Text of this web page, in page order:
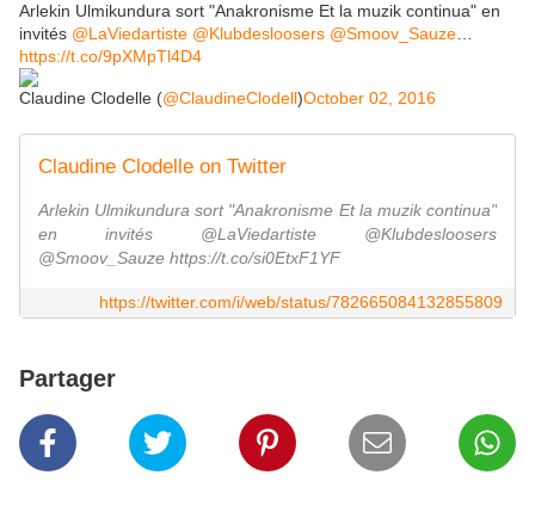
Arlekin Ulmikundura sort "Anakronisme Et la muzik continua" en
invités @LaViedartiste @Klubdesloosers @Smoov_Sauze
https://t.co/9pXMpTl4D4
Claudine Clodelle (@ClaudineClodell)October 02, 2016
Claudine Clodelle on Twitter
Arlekin Ulmikundura sort "Anakronisme Et la muzik continua"
en invités @LaViedartiste @Klubdesloosers
@Smoov_Sauze https://t.co/si0EtxF1YF
https://twitter.com/i/web/status/782665084132855809
Partager